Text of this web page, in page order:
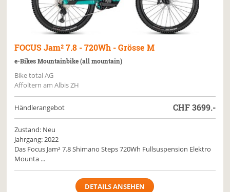
FOCUS Jam² 7.8 - 720Wh - Grösse M
e-Bikes Mountainbike (all mountain)
Bike total AG
Affoltern am Albis ZH
Händlerangebot CHF3699.-
Zustand: Neu
Jahrgang: 2022
Das Focus Jam² 7.8 Shimano Steps 720Wh Fullsuspension Elektro
Mounta ...
DETAILS ANSEHEN